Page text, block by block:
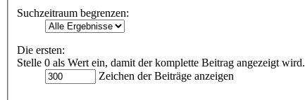
Suchzeitraum begrenzen:
Die ersten:
Stelle 0 als Wert ein, damit der komplette Beitrag angezeigt wird.
Zeichen der Beiträge anzeigen